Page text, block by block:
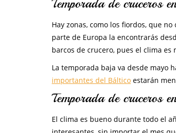
Temporada de cruceros
Hay zonas, como los fiordos, que
parte de Europa la encontrarás
barcos de crucero, pues el clima es
La temporada baja va desde mayo
importantes del Báltico estarán
Temporada de cruceros
El clima es bueno durante todo el